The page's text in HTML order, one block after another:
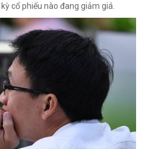
cổ phiếu nào đang giảm giá.